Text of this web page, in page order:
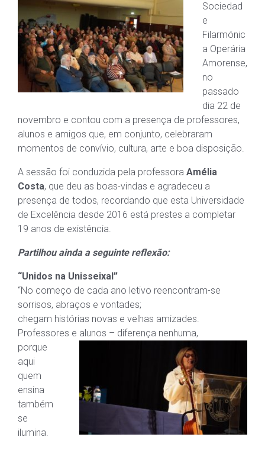
Sociedad
e
Filarmónic
a Operária
Amorense,
no
passado
dia 22 de
novembro e contou com a presença de professores,
alunos e amigos que, em conjunto, celebraram
momentos de convívio, cultura, arte e boa disposição.
A sessão foi conduzida pela professora Amélia
Costa, que deu as boas-vindas e agradeceu a
presença de todos, recordando que esta Universidade
de Excelência desde 2016 está prestes a completar
19 anos de existência.
Partilhou ainda a seguinte reflexão:
“Unidos na Unisseixal”
“No começo de cada ano letivo reencontram-se
sorrisos, abraços e vontades;
chegam histórias novas e velhas amizades.
Professores e alunos – diferença nenhuma,
porque
aqui
quem
ensina
também
se
ilumina.